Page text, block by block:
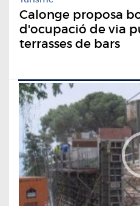
Calonge proposa
d'ocupació de via
terrasses de bars